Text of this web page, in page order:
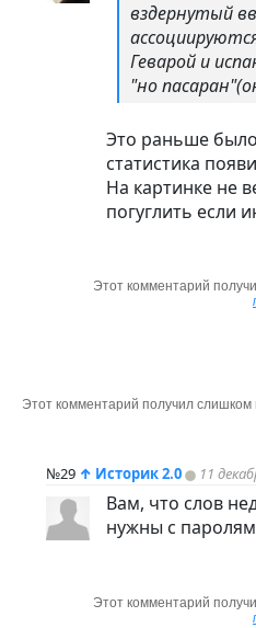
вздернутый
Геварой и
"но
Это раньше
статистика
На картинке не
погуглить если
Этот комментарий
Этот комментарий получил слишком
№29 ↑ Историк 2.0 11
Вам, что слов
нужны с
Этот комментарий